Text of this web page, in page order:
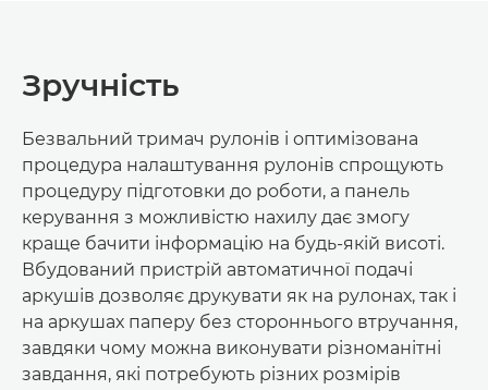
Зручність
Безвальний тримач рулонів і оптимізована
процедура налаштування рулонів спрощують
процедуру підготовки до роботи, а панель
керування з можливістю нахилу дає змогу
краще бачити інформацію на будь-якій висоті.
Вбудований пристрій автоматичної подачі
аркушів дозволяє друкувати як на рулонах, так і
на аркушах паперу без стороннього втручання,
завдяки чому можна виконувати різноманітні
завдання, які потребують різних розмірів